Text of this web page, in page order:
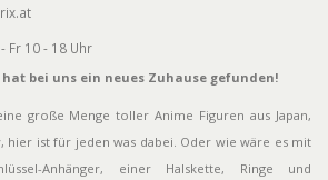
Fr 10 - 18 Uhr
bei uns ein neues Zuhause gefunden!
große Menge toller Anime Figuren aus Japan,
hier ist für jeden was dabei. Oder wie wäre es mit
Anhänger, einer Halskette, Ringe und